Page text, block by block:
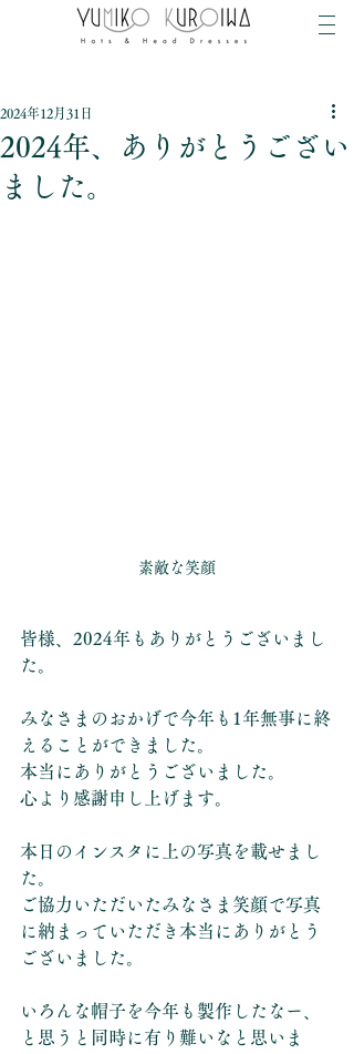
2024年、ありがとうござい
ました。
2024年12月31日
素敵な笑顔
皆様、2024年もありがとうございまし
た。
みなさまのおかげで今年も1年無事に終
えることができました。
本当にありがとうございました。
心より感謝申し上げます。
本日のインスタに上の写真を載せまし
た。
ご協力いただいたみなさま笑顔で写真
に納まっていただき本当にありがとう
ございました。
いろんな帽子を今年も製作したなー、
と思うと同時に有り難いなと思いま